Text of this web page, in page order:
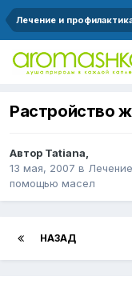
Растройство
Автор Tatiana,
13 мая, 2007 в
помощью масел
НАЗАД